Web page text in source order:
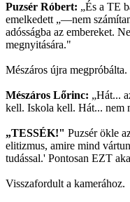
Puzsér Róbert: „És a TE
emelkedett „—nem
adósságba az embereket.
megnyitására."
Mészáros újra megpróbálta.
Mészáros Lőrinc: „Hát...
kell. Iskola kell. Hát...
„TESSÉK!" Puzsér ökle
elitizmus, amire mind
tudással.' Pontosan EZT
Visszafordult a kamerához.